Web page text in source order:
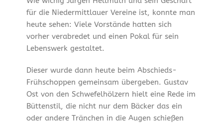
für die Niedermittlauer Vereine ist, konnte man
heute sehen: Viele Vorstände hatten sich
vorher verabredet und einen Pokal für sein
Lebenswerk gestaltet.
Dieser wurde dann heute beim Abschieds-
Frühschoppen gemeinsam übergeben. Gustav
Ost von den Schwefelhölzern hielt eine Rede im
Büttenstil, die nicht nur dem Bäcker das ein
oder andere Tränchen in die Augen schießen